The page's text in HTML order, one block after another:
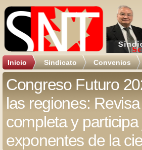
Inicio Sindicato Convenios
Congreso Futuro
las regiones:
completa y
exponentes de la